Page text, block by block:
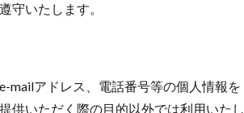
守いたします。
mailアドレス、電話番号等の個人情報を
供いただく際の目的以外では利用いたし